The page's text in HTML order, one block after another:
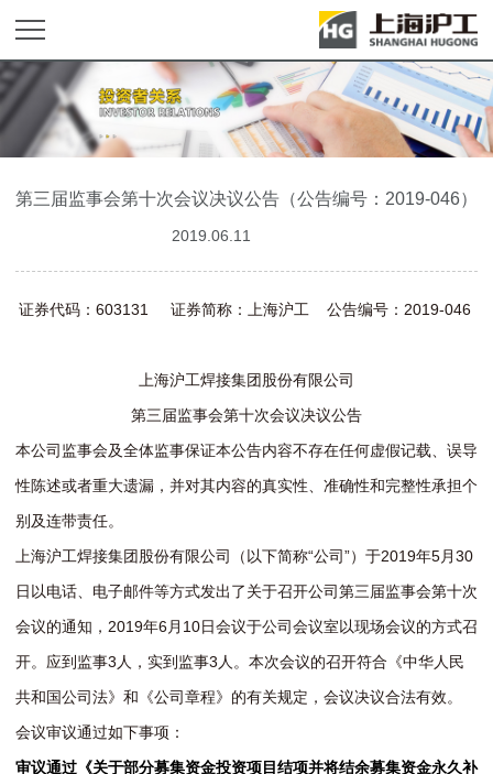
第三届监事会第十次会议决议公告（公告编号：2019-046）
2019.06.11
证券代码：603131 证券简称：上海沪工 公告编号：2019-046
上海沪工焊接集团股份有限公司
第三届监事会第十次会议决议公告
本公司监事会及全体监事保证本公告内容不存在任何虚假记载、误导
性陈述或者重大遗漏，并对其内容的真实性、准确性和完整性承担个
别及连带责任。
上海沪工焊接集团股份有限公司（以下简称“公司”）于2019年5月30
日以电话、电子邮件等方式发出了关于召开公司第三届监事会第十次
会议的通知，2019年6月10日会议于公司会议室以现场会议的方式召
开。应到监事3人，实到监事3人。本次会议的召开符合《中华人民
共和国公司法》和《公司章程》的有关规定，会议决议合法有效。
会议审议通过如下事项：
审议通过《关于部分募集资金投资项目结项并将结余募集资金永久补